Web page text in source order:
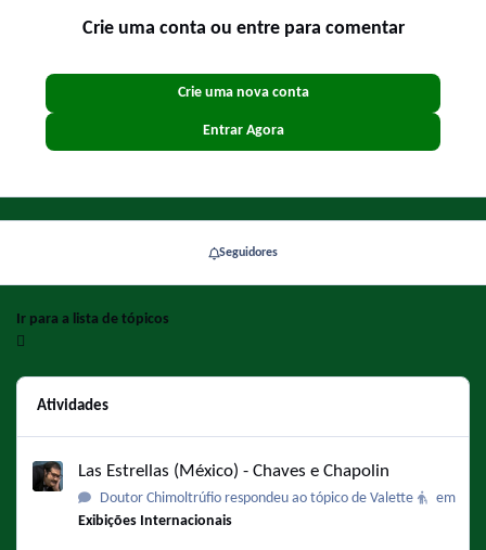
Crie uma conta ou entre para comentar
Crie uma nova conta
Entrar Agora
Seguidores
Ir para a lista de tópicos
Atividades
Las Estrellas (México) - Chaves e Chapolin
Doutor Chimoltrúfio respondeu ao tópico de Valette
em
Exibições Internacionais